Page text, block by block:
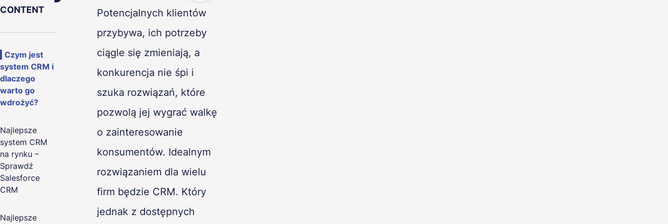
Quality
CONTENT
Czym jest
system CRM i
dlaczego
warto go
wdrożyć?
Najlepsze
system CRM
na rynku –
Sprawdź
Salesforce
CRM
Najlepsze
Potencjalnych klientów
przybywa, ich potrzeby
ciągle się zmieniają, a
konkurencja nie śpi i
szuka rozwiązań, które
pozwolą jej wygrać walkę
o zainteresowanie
konsumentów. Idealnym
rozwiązaniem dla wielu
firm będzie CRM. Który
jednak z dostępnych